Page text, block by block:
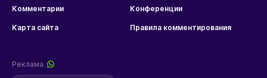
Комментарии Конференции
Карта сайта Правила комментирования
Реклама